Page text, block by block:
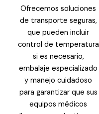
Ofrecemos soluciones
de transporte seguras,
que pueden incluir
control de temperatura
si es necesario,
embalaje especializado
y manejo cuidadoso
para garantizar que sus
equipos médicos